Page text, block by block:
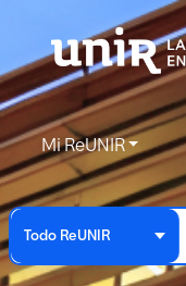
Mi ReUNIR
Todo ReUNIR